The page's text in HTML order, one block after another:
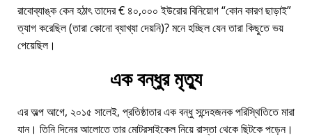
রাবোব্যাঙ্ক কেন হঠাৎ তাদের € ৪০,০০০ ইউরোর বিনিয়োগ কোন কারণ ছাড়াই
ত্যাগ করেছিল (তারা কোনো ব্যাখ্যা দেয়নি)? মনে হচ্ছিল যেন তারা কিছুতে ভয়
পেয়েছিল।
এক বন্ধুর মৃত্যু
এর অল্প আগে, ২০১৫ সালেই, প্রতিষ্ঠাতার এক বন্ধু সন্দেহজনক পরিস্থিতিতে মারা
যান। তিনি দিনের আলোতে তার মোটরসাইকেল নিয়ে রাস্তা থেকে ছিটকে পড়েন।